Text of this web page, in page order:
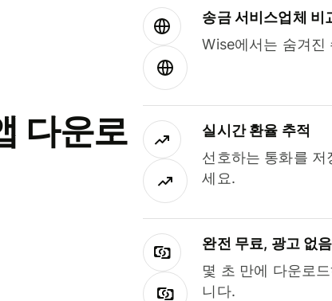
다운로
송금 서비스업체 비
Wise에서는 숨겨진
실시간 환율 추적
선호하는 통화를
세요.
완전 무료, 광고 없음
몇 초 만에 다운로
니다.